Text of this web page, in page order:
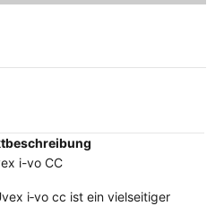
i-vo CC
i‑vo cc ist ein vielseitiger